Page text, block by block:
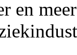
en